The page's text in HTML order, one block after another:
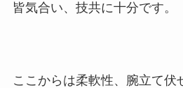
皆気合い、技共に十分です。
ここからは柔軟性、腕立て伏